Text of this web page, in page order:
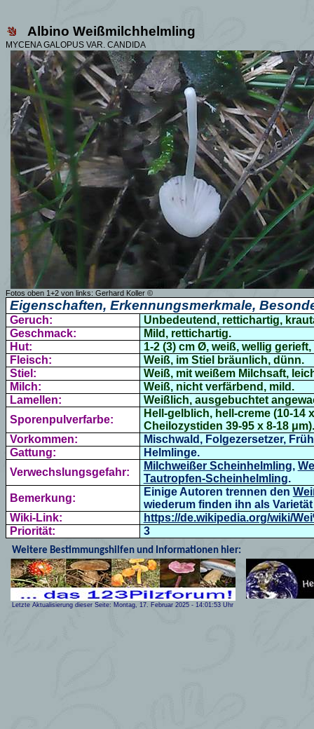
Albino Weißmilchhelmling
MYCENA GALOPUS VAR. CANDIDA
Fotos oben 1+2 von links: Gerhard Koller ©
Eigenschaften, Erkennungsmerkmale,
Geruch:
Unbedeutend, rettichartig,
Geschmack:
Mild, rettichartig.
Hut:
1-2 (3) cm Ø, weiß, wellig
Fleisch:
Weiß, im Stiel bräunlich, dünn.
Stiel:
Weiß, mit weißem Milchsaft,
Milch:
Weiß, nicht verfärbend, mild.
Lamellen:
Weißlich, ausgebuchtet
Sporenpulverfarbe:
Hell-gelblich, hell-creme (10-14
Cheilozystiden 39-95 x 8-18 μm).
Vorkommen:
Mischwald, Folgezersetzer,
Gattung:
Helmlinge.
Verwechslungsgefahr:
Milchweißer Scheinhelmling,
Tautropfen-Scheinhelmling.
Bemerkung:
Einige Autoren trennen den
wiederum finden ihn als
Wiki-Link:
https://de.wikipedia.org/wiki/
Priorität:
3
Weitere Bestimmungshilfen und Informationen hier:
Letzte Aktualisierung dieser Seite: Montag, 17. Februar 2025 - 14:01:53 Uhr